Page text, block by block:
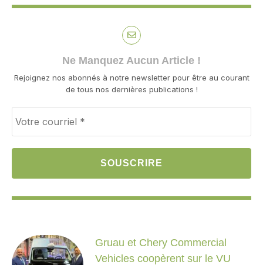
Ne Manquez Aucun Article !
Rejoignez nos abonnés à notre newsletter pour être au courant
de tous nos dernières publications !
Gruau et Chery Commercial
Vehicles coopèrent sur le VU